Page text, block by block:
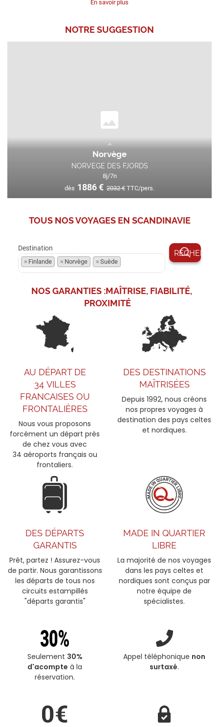
En savoir plus
NOTRESUGGESTION
Norvège
NORVEGE DES FJORDS
8j/7n
dès 1886€ 2032€ TTC/pers.
Le voyage incontournable de la destination !
dès1886€2032€ TTC/pers.
TOUS NOS VOYAGES EN SCANDINAVIE
Destination
× Finlande × Norvège × Suède
NOS GARANTIES :MAÎTRISE, FIABILITÉ,
PROXIMITÉ
AU DÉPART DE
34 VILLES
FRANCAISES OU
FRONTALIÈRES
Nous vous proposons
forcément un départ près
de chez vous avec
34 aéroports français ou
frontaliers.
DES DESTINATIONS
MAÎTRISÉES
Depuis 1992, nous créons
nos propres voyages à
destination des pays celtes
et nordiques.
DES DÉPARTS
GARANTIS
Prêt, partez ! Assurez-vous
de partir. Nous garantissons
les départs de tous nos
circuits estampillés
"départs garantis"
MADE IN QUARTIER
LIBRE
La majorité de nos voyages
dans les pays celtes et
nordiques sont conçus par
notre équipe de
spécialistes.
Seulement 30%
d'acompte à la
réservation.
Appel téléphonique non
surtaxé.